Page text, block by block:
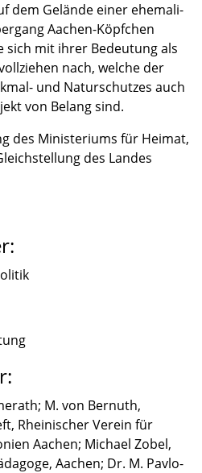
dem Gelände einer ehema­li­
Aachen-Köpfchen
sich mit ihrer Bedeu­tung als
nach, welche der
und Natur­schut­zes auch
von Belang sind.
des Minis­te­ri­ums für Heimat,
des Landes
M. von Bernuth,
Rheini­scher Verein für
Aachen; Michael Zobel,
Aachen; Dr. M. Pavlo­